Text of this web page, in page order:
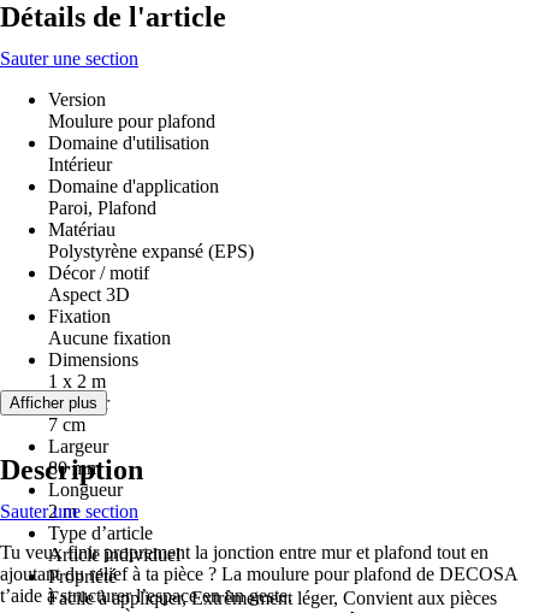
Détails de l'article
Sauter une section
Version
Moulure pour plafond
Domaine d'utilisation
Intérieur
Domaine d'application
Paroi, Plafond
Matériau
Polystyrène expansé (EPS)
Décor / motif
Aspect 3D
Fixation
Aucune fixation
Dimensions
1 x 2 m
Hauteur
7 cm
Largeur
80 mm
Longueur
2 m
Type d’article
Article individuel
Propriété
Facile à appliquer, Extrêmement léger, Convient aux pièces
Afficher plus
Description
Sauter une section
Tu veux finir proprement la jonction entre mur et plafond tout en
ajoutant du relief à ta pièce ? La moulure pour plafond de DECOSA
t’aide à structurer l’espace en un geste.